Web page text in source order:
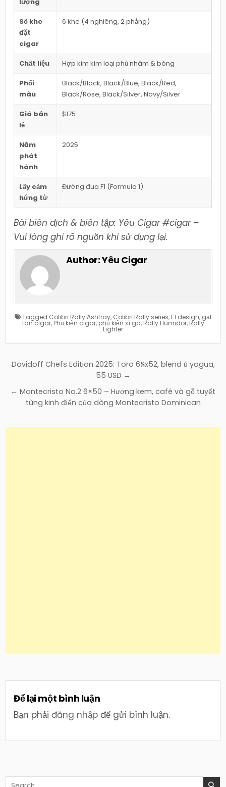
lượng
Số khe
đặt
cigar
6 khe (4 nghiêng, 2 phẳng)
Chất liệu Hợp kim kim loại phủ nhám & bóng
Phối
màu
Black/Black, Black/Blue, Black/Red,
Black/Rose, Black/Silver, Navy/Silver
Giá bán
lẻ
$175
Năm
phát
hành
2025
Lấy cảm
hứng từ
Đường đua F1 (Formula 1)
Bài biên dịch & biên tập: Yêu Cigar #cigar –
Vui lòng ghi rõ nguồn khi sử dụng lại.
Author:Yêu Cigar
Tagged Colibri Rally Ashtray, Colibri Rally series, F1 design, gạt
tàn cigar, Phụ kiện cigar, phụ kiện xì gà, Rally Humidor, Rally
Lighter
Điều
bài
viết
Davidoff Chefs Edition 2025: Toro 6¼x52, blend ủ yagua,
55 USD →
← Montecristo No.2 6×50 – Hương kem, café và gỗ tuyết
tùng kinh điển của dòng Montecristo Dominican
Để lại một bình luận
Bạn phảiđăng nhập để gửi bình luận.
Search